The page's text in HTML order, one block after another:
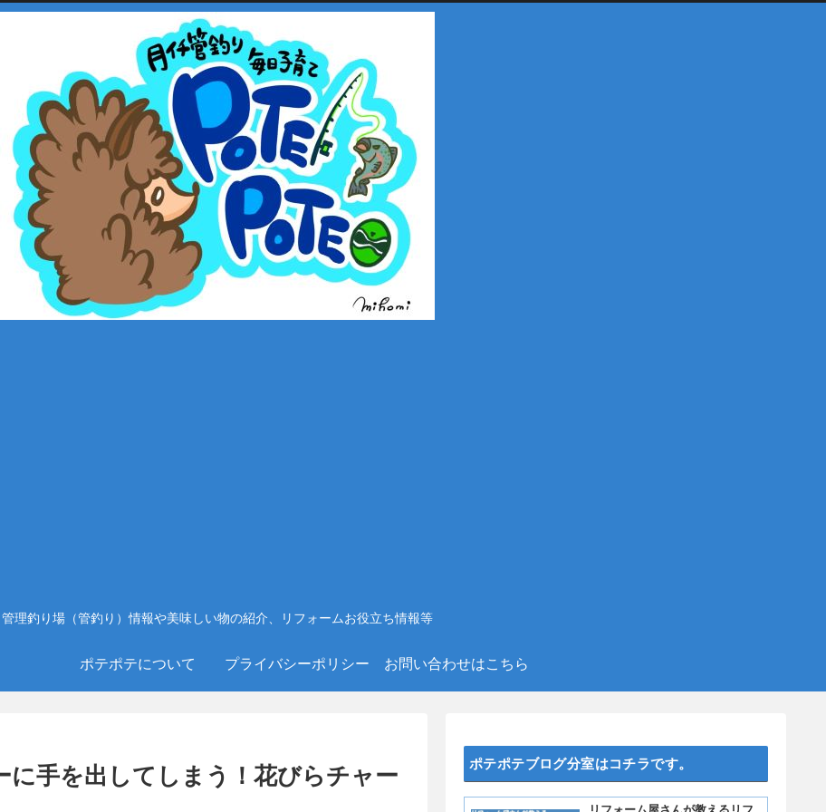
管理釣り場（管釣り）情報や美味しい物の紹介、リフォームお役立ち情報等
ポテポテについて プライバシーポリシー お問い合わせはこちら
手を出してしまう！花びらチャー
ポテポテブログ分室はコチラです。